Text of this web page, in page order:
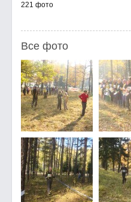
221 фото
Все фото